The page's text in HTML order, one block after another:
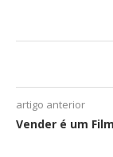
artigo anterior
Vender é um